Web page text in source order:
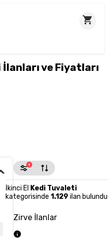
ve Fiyatları
1
İkinci El Kedi Tuvaleti
kategorisinde 1.129 ilan bulundu
Zirve İlanlar